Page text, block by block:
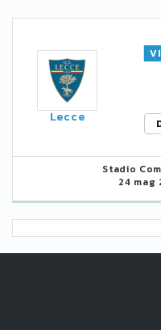
Lecce
Stadio
24 mag